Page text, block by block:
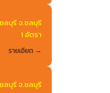
ลบุรี จ.ชลบุรี
1 อัตรา
รายเอียด
ลบุรี จ.ชลบุรี